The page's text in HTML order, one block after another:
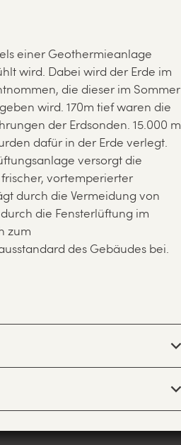
einer Geothermieanlage
wird. Dabei wird der Erde im
die dieser im Sommer
wird. 170m tief waren die
der Erdsonden. 15.000 m
dafür in der Erde verlegt.
versorgt die
vortemperierter
durch die Vermeidung von
die Fensterlüftung im
zum
des Gebäudes bei.